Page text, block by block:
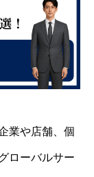
業や店舗、個
ローバルサー